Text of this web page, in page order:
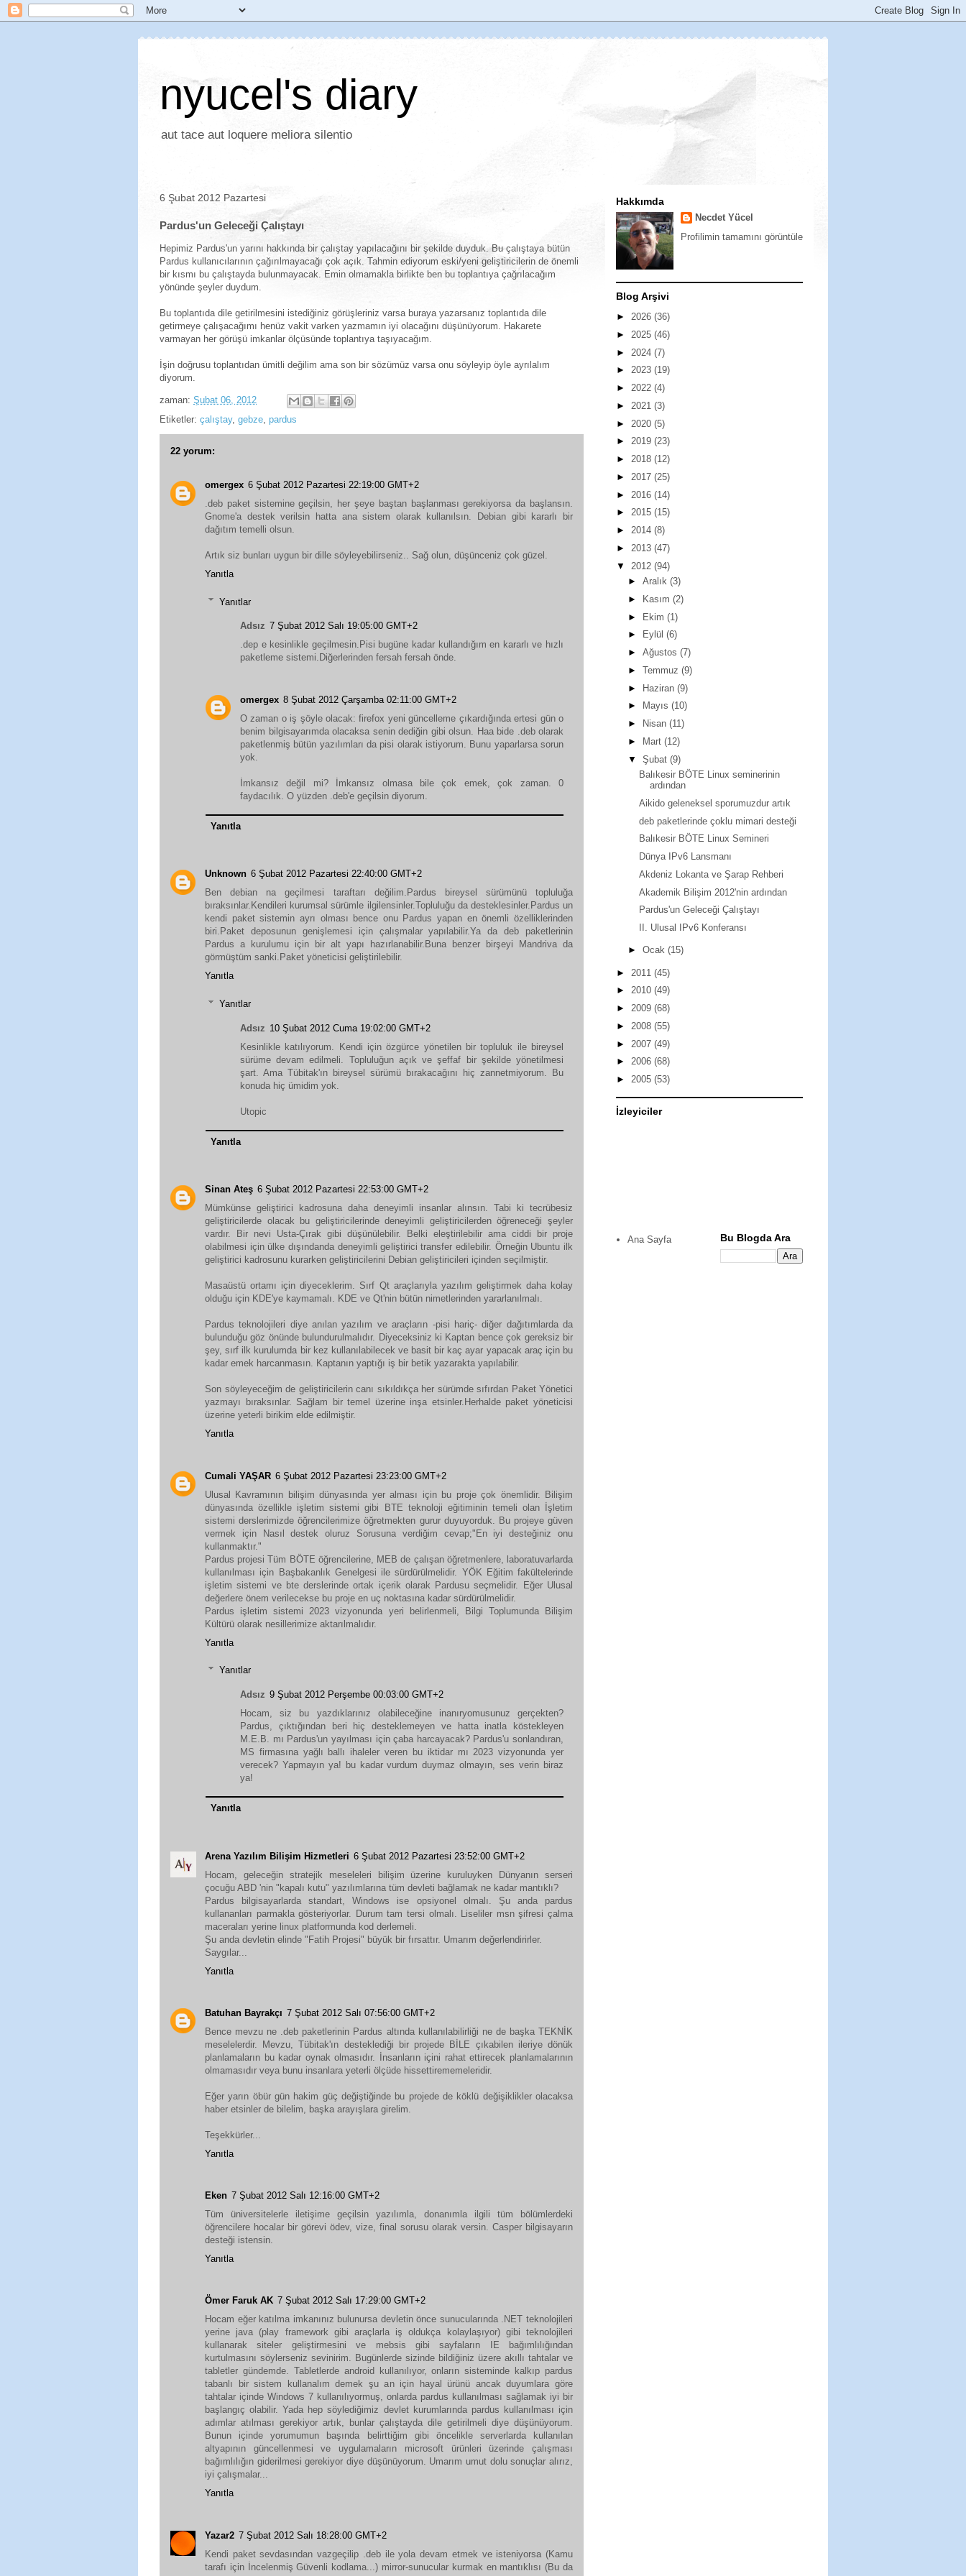
nyucel's diary
aut tace aut loquere meliora silentio
6 Şubat 2012 Pazartesi
Pardus'un Geleceği Çalıştayı
Hepimiz Pardus'un yarını hakkında bir çalıştay yapılacağını bir şekilde duyduk. Bu çalıştaya bütün
Pardus kullanıcılarının çağırılmayacağı çok açık. Tahmin ediyorum eski/yeni geliştiricilerin de önemli
bir kısmı bu çalıştayda bulunmayacak. Emin olmamakla birlikte ben bu toplantıya çağrılacağım
yönünde şeyler duydum.
Bu toplantıda dile getirilmesini istediğiniz görüşleriniz varsa buraya yazarsanız toplantıda dile
getirmeye çalışacağımı henüz vakit varken yazmamın iyi olacağını düşünüyorum. Hakarete
varmayan her görüşü imkanlar ölçüsünde toplantıya taşıyacağım.
İşin doğrusu toplantıdan ümitli değilim ama son bir sözümüz varsa onu söyleyip öyle ayrılalım
diyorum.
zaman: Şubat 06, 2012
Etiketler: çalıştay, gebze, pardus
22 yorum:
omergex 6 Şubat 2012 Pazartesi 22:19:00 GMT+2
.deb paket sistemine geçilsin, her şeye baştan başlanması gerekiyorsa da başlansın.
Gnome'a destek verilsin hatta ana sistem olarak kullanılsın. Debian gibi kararlı bir
dağıtım temelli olsun.
Artık siz bunları uygun bir dille söyleyebilirseniz.. Sağ olun, düşünceniz çok güzel.
Yanıtla
Yanıtlar
Adsız 7 Şubat 2012 Salı 19:05:00 GMT+2
.dep e kesinlikle geçilmesin.Pisi bugüne kadar kullandığım en kararlı ve hızlı
paketleme sistemi.Diğerlerinden fersah fersah önde.
omergex 8 Şubat 2012 Çarşamba 02:11:00 GMT+2
O zaman o iş şöyle olacak: firefox yeni güncelleme çıkardığında ertesi gün o
benim bilgisayarımda olacaksa senin dediğin gibi olsun. Haa bide .deb olarak
paketlenmiş bütün yazılımları da pisi olarak istiyorum. Bunu yaparlarsa sorun
yok.
İmkansız değil mi? İmkansız olmasa bile çok emek, çok zaman. 0
faydacılık. O yüzden .deb'e geçilsin diyorum.
Yanıtla
Unknown 6 Şubat 2012 Pazartesi 22:40:00 GMT+2
Ben debian na geçilmesi taraftarı değilim.Pardus bireysel sürümünü topluluğa
bıraksınlar.Kendileri kurumsal sürümle ilgilensinler.Topluluğu da desteklesinler.Pardus un
kendi paket sistemin ayrı olması bence onu Pardus yapan en önemli özelliklerinden
biri.Paket deposunun genişlemesi için çalışmalar yapılabilir.Ya da deb paketlerinin
Pardus a kurulumu için bir alt yapı hazırlanabilir.Buna benzer birşeyi Mandriva da
görmüştüm sanki.Paket yöneticisi geliştirilebilir.
Yanıtla
Yanıtlar
Adsız 10 Şubat 2012 Cuma 19:02:00 GMT+2
Kesinlikle katılıyorum. Kendi için özgürce yönetilen bir topluluk ile bireysel
sürüme devam edilmeli. Topluluğun açık ve şeffaf bir şekilde yönetilmesi
şart. Ama Tübitak'ın bireysel sürümü bırakacağını hiç zannetmiyorum. Bu
konuda hiç ümidim yok.
Utopic
Yanıtla
Sinan Ateş 6 Şubat 2012 Pazartesi 22:53:00 GMT+2
Mümkünse geliştirici kadrosuna daha deneyimli insanlar alınsın. Tabi ki tecrübesiz
geliştiricilerde olacak bu geliştiricilerinde deneyimli geliştiricilerden öğreneceği şeyler
vardır. Bir nevi Usta-Çırak gibi düşünülebilir. Belki eleştirilebilir ama ciddi bir proje
olabilmesi için ülke dışındanda deneyimli geliştirici transfer edilebilir. Örneğin Ubuntu ilk
geliştirici kadrosunu kurarken geliştiricilerini Debian geliştiricileri içinden seçilmiştir.
Masaüstü ortamı için diyeceklerim. Sırf Qt araçlarıyla yazılım geliştirmek daha kolay
olduğu için KDE'ye kaymamalı. KDE ve Qt'nin bütün nimetlerinden yararlanılmalı.
Pardus teknolojileri diye anılan yazılım ve araçların -pisi hariç- diğer dağıtımlarda da
bulunduğu göz önünde bulundurulmalıdır. Diyeceksiniz ki Kaptan bence çok gereksiz bir
şey, sırf ilk kurulumda bir kez kullanılabilecek ve basit bir kaç ayar yapacak araç için bu
kadar emek harcanmasın. Kaptanın yaptığı iş bir betik yazarakta yapılabilir.
Son söyleyeceğim de geliştiricilerin canı sıkıldıkça her sürümde sıfırdan Paket Yönetici
yazmayı bıraksınlar. Sağlam bir temel üzerine inşa etsinler.Herhalde paket yöneticisi
üzerine yeterli birikim elde edilmiştir.
Yanıtla
Cumali YAŞAR 6 Şubat 2012 Pazartesi 23:23:00 GMT+2
Ulusal Kavramının bilişim dünyasında yer alması için bu proje çok önemlidir. Bilişim
dünyasında özellikle işletim sistemi gibi BTE teknoloji eğitiminin temeli olan İşletim
sistemi derslerimizde öğrencilerimize öğretmekten gurur duyuyorduk. Bu projeye güven
vermek için Nasıl destek oluruz Sorusuna verdiğim cevap;"En iyi desteğiniz onu
kullanmaktır."
Pardus projesi Tüm BÖTE öğrencilerine, MEB de çalışan öğretmenlere, laboratuvarlarda
kullanılması için Başbakanlık Genelgesi ile sürdürülmelidir. YÖK Eğitim fakültelerinde
işletim sistemi ve bte derslerinde ortak içerik olarak Pardusu seçmelidir. Eğer Ulusal
değerlere önem verilecekse bu proje en uç noktasına kadar sürdürülmelidir.
Pardus işletim sistemi 2023 vizyonunda yeri belirlenmeli, Bilgi Toplumunda Bilişim
Kültürü olarak nesillerimize aktarılmalıdır.
Yanıtla
Yanıtlar
Adsız 9 Şubat 2012 Perşembe 00:03:00 GMT+2
Hocam, siz bu yazdıklarınız olabileceğine inanıryomusunuz gerçekten?
Pardus, çıktığından beri hiç desteklemeyen ve hatta inatla köstekleyen
M.E.B. mı Pardus'un yayılması için çaba harcayacak? Pardus'u sonlandıran,
MS firmasına yağlı ballı ihaleler veren bu iktidar mı 2023 vizyonunda yer
verecek? Yapmayın ya! bu kadar vurdum duymaz olmayın, ses verin biraz
ya!
Yanıtla
Arena Yazılım Bilişim Hizmetleri 6 Şubat 2012 Pazartesi 23:52:00 GMT+2
Hocam, geleceğin stratejik meseleleri bilişim üzerine kuruluyken Dünyanın serseri
çocuğu ABD 'nin "kapalı kutu" yazılımlarına tüm devleti bağlamak ne kadar mantıklı?
Pardus bilgisayarlarda standart, Windows ise opsiyonel olmalı. Şu anda pardus
kullananları parmakla gösteriyorlar. Durum tam tersi olmalı. Liseliler msn şifresi çalma
maceraları yerine linux platformunda kod derlemeli.
Şu anda devletin elinde "Fatih Projesi" büyük bir fırsattır. Umarım değerlendirirler.
Saygılar...
Yanıtla
Batuhan Bayrakçı 7 Şubat 2012 Salı 07:56:00 GMT+2
Bence mevzu ne .deb paketlerinin Pardus altında kullanılabilirliği ne de başka TEKNİK
meselelerdir. Mevzu, Tübitak'ın desteklediği bir projede BİLE çıkabilen ileriye dönük
planlamaların bu kadar oynak olmasıdır. İnsanların içini rahat ettirecek planlamalarının
olmamasıdır veya bunu insanlara yeterli ölçüde hissettirememeleridir.
Eğer yarın öbür gün hakim güç değiştiğinde bu projede de köklü değişiklikler olacaksa
haber etsinler de bilelim, başka arayışlara girelim.
Teşekkürler...
Yanıtla
Eken 7 Şubat 2012 Salı 12:16:00 GMT+2
Tüm üniversitelerle iletişime geçilsin yazılımla, donanımla ilgili tüm bölümlerdeki
öğrencilere hocalar bir görevi ödev, vize, final sorusu olarak versin. Casper bilgisayarın
desteği istensin.
Yanıtla
Ömer Faruk AK 7 Şubat 2012 Salı 17:29:00 GMT+2
Hocam eğer katılma imkanınız bulunursa devletin önce sunucularında .NET teknolojileri
yerine java (play framework gibi araçlarla iş oldukça kolaylaşıyor) gibi teknolojileri
kullanarak siteler geliştirmesini ve mebsis gibi sayfaların IE bağımlılığından
kurtulmasını söylerseniz sevinirim. Bugünlerde sizinde bildiğiniz üzere akıllı tahtalar ve
tabletler gündemde. Tabletlerde android kullanılıyor, onların sisteminde kalkıp pardus
tabanlı bir sistem kullanalım demek şu an için hayal ürünü ancak duyumlara göre
tahtalar içinde Windows 7 kullanılıyormuş, onlarda pardus kullanılması sağlamak iyi bir
başlangıç olabilir. Yada hep söylediğimiz devlet kurumlarında pardus kullanılması için
adımlar atılması gerekiyor artık, bunlar çalıştayda dile getirilmeli diye düşünüyorum.
Bunun içinde yorumumun başında belirttiğim gibi öncelikle serverlarda kullanılan
altyapının güncellenmesi ve uygulamaların microsoft ürünleri üzerinde çalışması
bağımlılığın giderilmesi gerekiyor diye düşünüyorum. Umarım umut dolu sonuçlar alırız,
iyi çalışmalar...
Yanıtla
Yazar2 7 Şubat 2012 Salı 18:28:00 GMT+2
Kendi paket sevdasından vazgeçilip .deb ile yola devam etmek ve isteniyorsa (Kamu
tarafı için İncelenmiş Güvenli kodlama...) mirror-sunucular kurmak en mantıklısı (Bu da
Hakkımda
Necdet Yücel
Profilimin tamamını görüntüle
Blog Arşivi
► 2026 (36)
► 2025 (46)
► 2024 (7)
► 2023 (19)
► 2022 (4)
► 2021 (3)
► 2020 (5)
► 2019 (23)
► 2018 (12)
► 2017 (25)
► 2016 (14)
► 2015 (15)
► 2014 (8)
► 2013 (47)
▼ 2012 (94)
► Aralık (3)
►
Kasım (2)
► Ekim (1)
►
Eylül (6)
► Ağustos (7)
► Temmuz (9)
► Haziran (9)
►
Mayıs (10)
►
Nisan (11)
►
Mart (12)
▼ Şubat (9)
Balıkesir BÖTE Linux seminerinin
ardından
Aikido geleneksel sporumuzdur artık
deb paketlerinde çoklu mimari desteği
Balıkesir BÖTE Linux Semineri
Dünya IPv6 Lansmanı
Akdeniz Lokanta ve Şarap Rehberi
Akademik Bilişim 2012'nin ardından
Pardus'un Geleceği Çalıştayı
II. Ulusal IPv6 Konferansı
► Ocak (15)
► 2011 (45)
► 2010 (49)
► 2009 (68)
► 2008 (55)
► 2007 (49)
► 2006 (68)
► 2005 (53)
İzleyiciler
Ana Sayfa Bu Blogda Ara